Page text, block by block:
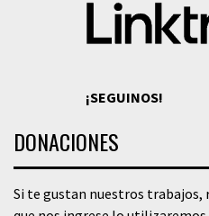
¡SEGUINOS!
DONACIONES
Si te gustan nuestros trabajos,